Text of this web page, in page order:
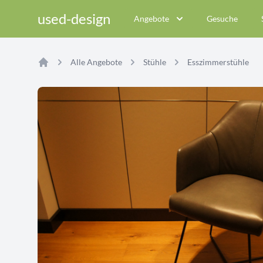
used-design Angebote Gesuche
Alle Angebote Stühle Esszimmerstühle